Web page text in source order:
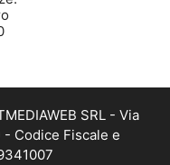
SRL - Via
- Codice Fiscale e